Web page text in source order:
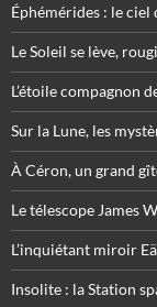
Éphémérides : le ciel
Le Soleil se lève,
L’étoile compagnon
Sur la Lune, les
À Céron, un grand
Le télescope James
L’inquiétant miroir
Insolite : la Station